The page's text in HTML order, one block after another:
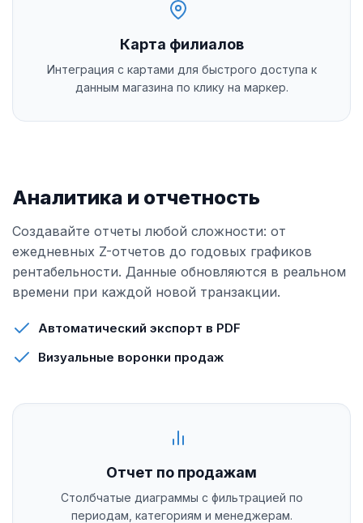
Карта филиалов
Интеграция с картами для быстрого доступа к
данным магазина по клику на маркер.
Аналитика и отчетность
Создавайте отчеты любой сложности: от
ежедневных Z-отчетов до годовых графиков
рентабельности. Данные обновляются в реальном
времени при каждой новой транзакции.
Автоматический экспорт в PDF
Визуальные воронки продаж
Отчет по продажам
Столбчатые диаграммы с фильтрацией по
периодам, категориям и менеджерам.